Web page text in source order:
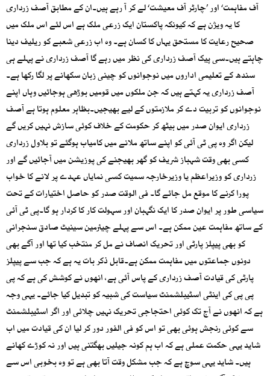
آف مفاہمت‘ اور ’چارٹر آف معیشت‘ لے کر آ رہے ہیں۔ان کے مطابق آصف زرداری
کا یہ ویژن ہے کہ کیونکہ پاکستان ایک زرعی ملک ہے اس لئے اس ملک میں
صحیح رعایت کا مستحق یہاں کا کسان ہے۔ وہ اب زرعی شعبے کو ریلیف دینا
چاہتے ہیں۔سی پیک آصف زرداری کی نظر میں رہے گا آصف زرداری نے پہلے ہی
سندھ کے تعلیمی اداروں میں نوجوانوں کو چینی زبان سکھانے پر لگا رکھا ہے۔
آصف زرداری یہ کہتے ہیں کہ جن ملکوں میں قومیں بوڑھی ہوجائیں وہاں اپنے
نوجوانوں کو تربیت دے کر ملازمتوں کے لیے بھیجیں۔بظاہر معلوم ہوتا ہے آصف
زرداری ایوان صدر میں بیٹھ کر حکومت کے خلاف کوئی سازش نہیں کریں گے
لیکن اگر وہ پی ٹی آئی کو اپنے ساتھ ملانے میں کامیاب ہوگئے تو بلاول زرداری
کسی بھی وقت شہباز شریف کو گھر بھیجنے کی پوزیشن میں آجائیں گے اور
زرداری کو وزیراعظم یا وزیرخارجہ سمیت کسی نمایاں عہدے پر لانے کا خواب
پورا کرنے کا موقع مل جائے گا۔ فی الوقت صدر کو حاصل اختیارات کے تحت
سیاسی طور پر ایوان صدر کا ایک نگہبان اور سہولت کار کا کردار ہو گا۔پی ٹی آئی
کے ساتھ مفاہمت عین ممکن ہے۔ اس سے پہلے چیئرمین سینیٹ صادق سنجرانی
کو بھی پیپلز پارٹی اور تحریک انصاف نے مل کر منتخب کیا تھا اور آگے بھی
دونوں جماعتوں میں مفاہمت ممکن ہے۔قابل ذکر بات یہ ہے کہ جب سے پیپلز
پارٹی کی قیادت آصف زرداری کے پاس آئی ہے، انھوں نے کوشش کی ہے کہ پی
پی پی کی اینٹی اسٹیبلشمنٹ سیاست کی شبیہ کو تبدیل کیا جائے۔ یہی وجہ
ہے کہ انھوں نے آج تک کوئی احتجاجی تحریک نہیں چلائی اور اگر اسٹیبلشمنٹ
سے کوئی رنجش ہوئی بھی تو اس کو فی الفور دور کر لیا ان کی قیادت میں اب
شاید یہی حکمت عملی ہے کہ اب ہم کونہ جیلیں بھگتنی ہیں اور نہ کوڑے کھانے
ہیں۔ شاید یہی سوچ ہے کہ جب مشکل وقت آتا بھی ہے تو وہ بخوبی اس سے